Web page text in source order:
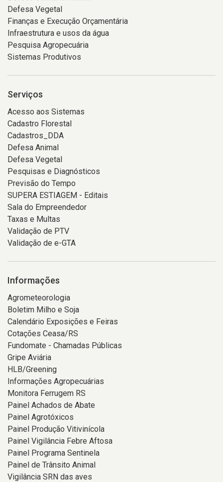
Defesa Vegetal
Finanças e Execução Orçamentária
Infraestrutura e usos da água
Pesquisa Agropecuária
Sistemas Produtivos
Serviços
Acesso aos Sistemas
Cadastro Florestal
Cadastros_DDA
Defesa Animal
Defesa Vegetal
Pesquisas e Diagnósticos
Previsão do Tempo
SUPERA ESTIAGEM - Editais
Sala do Empreendedor
Taxas e Multas
Validação de PTV
Validação de e-GTA
Informações
Agrometeorologia
Boletim Milho e Soja
Calendário Exposições e Feiras
Cotações Ceasa/RS
Fundomate - Chamadas Públicas
Gripe Aviária
HLB/Greening
Informações Agropecuárias
Monitora Ferrugem RS
Painel Achados de Abate
Painel Agrotóxicos
Painel Produção Vitivinícola
Painel Vigilância Febre Aftosa
Painel Programa Sentinela
Painel de Trânsito Animal
Vigilância SRN das aves